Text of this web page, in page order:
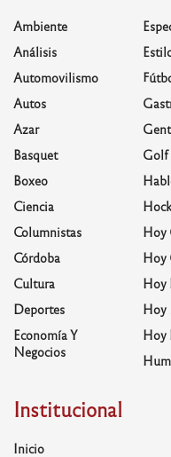
Ambiente
Análisis
Automovilismo
Autos
Azar
Basquet
Boxeo
Ciencia
Columnistas
Córdoba
Cultura
Deportes
Economía Y
Negocios
Golf
Hoy
Hoy
Hoy
Hoy
Hoy
Institucional
Inicio